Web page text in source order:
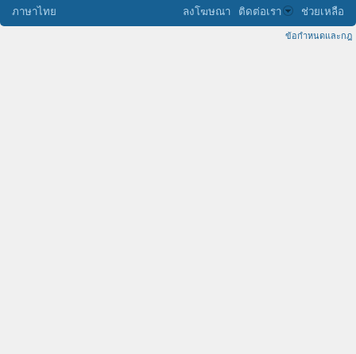
ภาษาไทย ลงโฆษณา ติดต่อเรา ช่วยเหลือ
ข้อกำหนดและกฎ